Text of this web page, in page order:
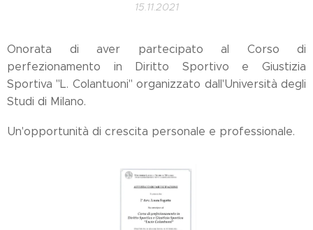
15.11.2021
Onorata di aver partecipato al Corso di
perfezionamento in Diritto Sportivo e Giustizia
Sportiva "L. Colantuoni" organizzato dall'Università degli
Studi di Milano.
Un'opportunità di crescita personale e professionale.